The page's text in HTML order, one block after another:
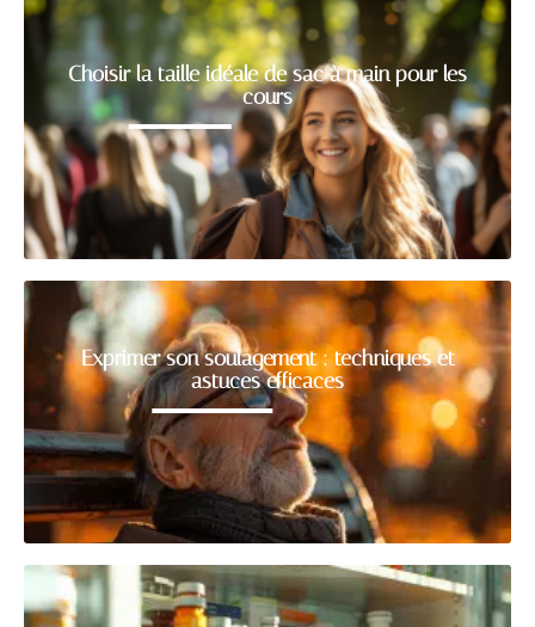
Choisir la taille idéale de sac à main pour les
cours
Exprimer son soulagement : techniques et
astuces efficaces